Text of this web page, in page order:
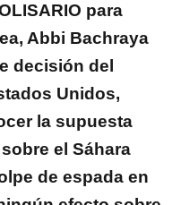
para
Abbi Bachraya
decisión del
Unidos,
la supuesta
el Sáhara
de espada en